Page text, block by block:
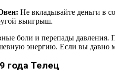
Не вкладывайте деньги в
выигрыш.
боли и перепады давления.
энергию. Если вы давно
года Телец